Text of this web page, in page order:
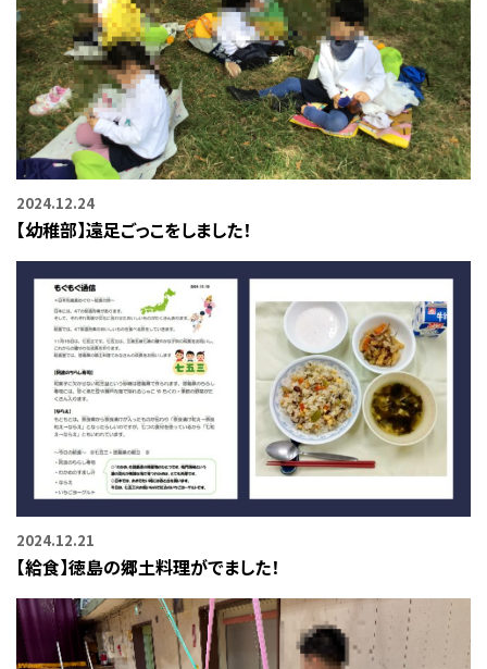
2024.12.24
【幼稚部】遠足ごっこをしました！
2024.12.21
【給食】徳島の郷土料理がでました！